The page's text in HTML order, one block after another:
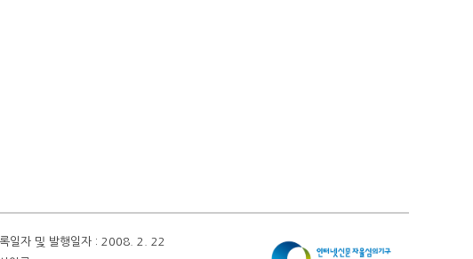
일자 및 발행일자 : 2008. 2. 22